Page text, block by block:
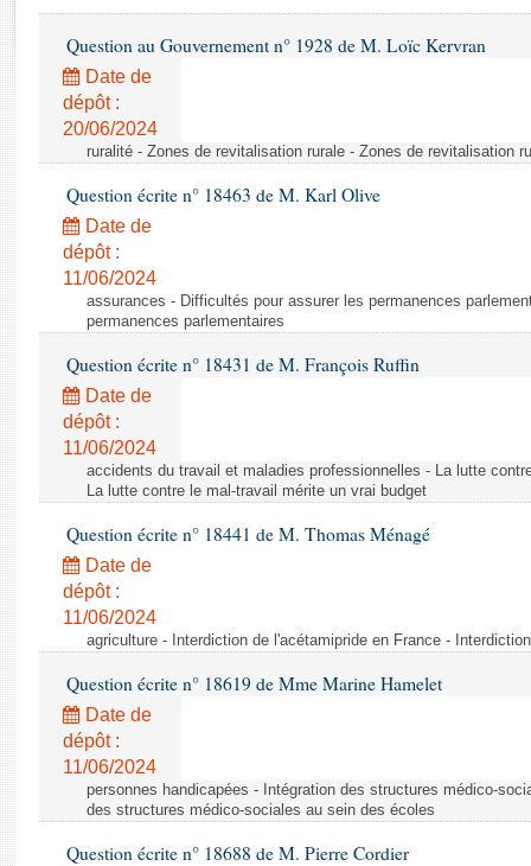
Baromètre de l’application des lois
Dossiers législatifs
Budget et sécurité sociale
Questions écrites et orales
Comptes rendus des débats
Question au Gouvernement n° 1928 de M. Loïc Kervran
Date de
dépôt :
20/06/2024
ruralité - Zones de revitalisation rurale - Zones de revitalisation
Question écrite n° 18463 de M. Karl Olive
Date de
dépôt :
11/06/2024
assurances - Difficultés pour assurer les permanences
permanences parlementaires
Question écrite n° 18431 de M. François Ruffin
Date de
dépôt :
11/06/2024
accidents du travail et maladies professionnelles - La lutte
La lutte contre le mal-travail mérite un vrai budget
Question écrite n° 18441 de M. Thomas Ménagé
Date de
dépôt :
11/06/2024
agriculture - Interdiction de l'acétamipride en France -
Question écrite n° 18619 de Mme Marine Hamelet
Date de
dépôt :
11/06/2024
personnes handicapées - Intégration des structures médico-
des structures médico-sociales au sein des écoles
Question écrite n° 18688 de M. Pierre Cordier